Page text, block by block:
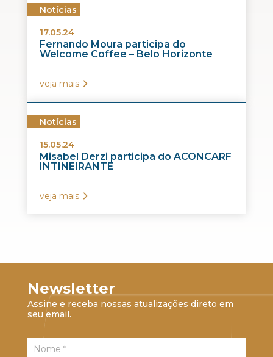
Notícias
17.05.24
Fernando Moura participa do
Welcome Coffee – Belo Horizonte
veja mais
Notícias
15.05.24
Misabel Derzi participa do ACONCARF
INTINEIRANTE
veja mais
Newsletter
Assine e receba nossas atualizações direto em
seu email.